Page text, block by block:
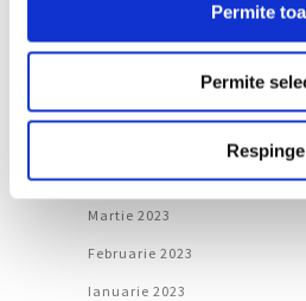
Permite
Permite
Respinge
Aprilie 2023
Martie 2023
Februarie 2023
Ianuarie 2023